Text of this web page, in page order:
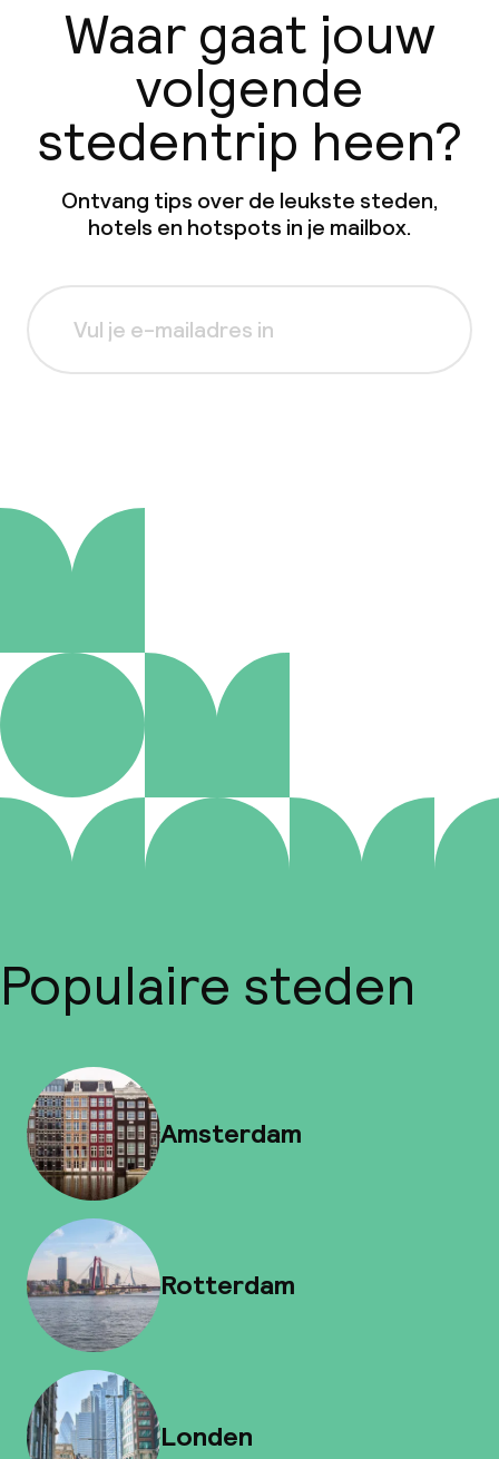
Waar gaat jouw
volgende
stedentrip heen?
Ontvang tips over de leukste steden,
hotels en hotspots in je mailbox.
Populaire steden
Amsterdam
Rotterdam
Londen